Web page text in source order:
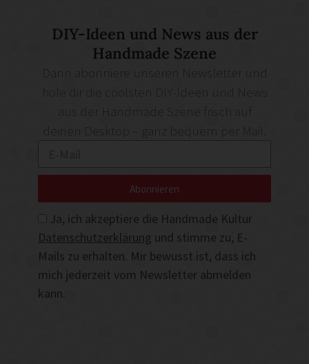
DIY-Ideen und News aus der
Handmade Szene
deinen Desktop – ganz bequem per Mail.
Ja, ich akzeptiere die Handmade Kultur
Datenschutzerklärung und stimme zu, E-
Mails zu erhalten. Mir bewusst ist, dass ich
mich jederzeit vom Newsletter abmelden
kann.
Abonnieren